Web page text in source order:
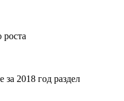
2018 год раздел